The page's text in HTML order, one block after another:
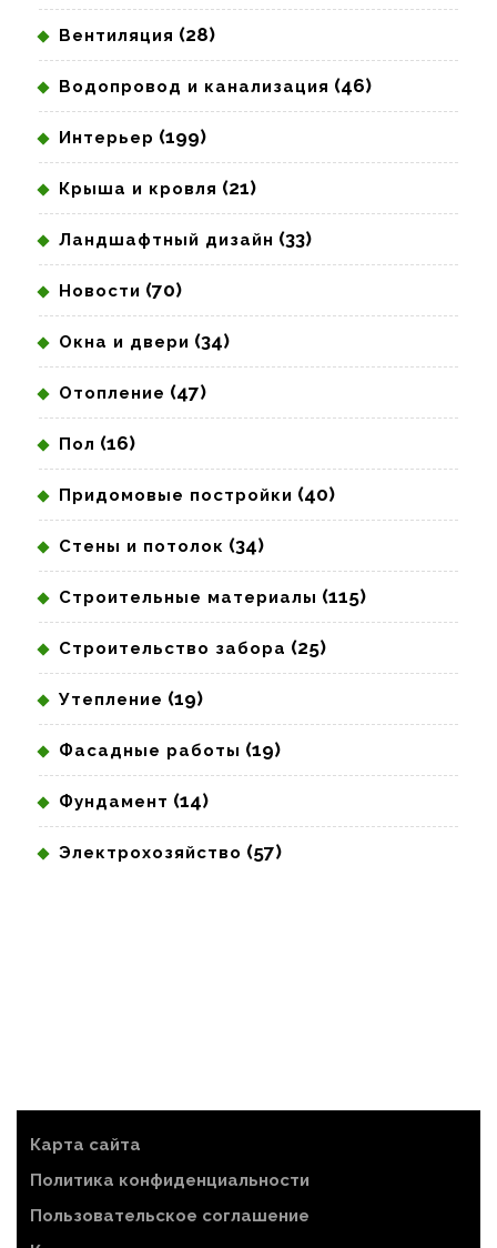
Вентиляция (28)
Водопровод и канализация (46)
Интерьер (199)
Крыша и кровля (21)
Ландшафтный дизайн (33)
Новости (70)
Окна и двери (34)
Отопление (47)
Пол (16)
Придомовые постройки (40)
Стены и потолок (34)
Строительные материалы (115)
Строительство забора (25)
Утепление (19)
Фасадные работы (19)
Фундамент (14)
Электрохозяйство (57)
Карта сайта
Политика конфиденциальности
Пользовательское соглашение